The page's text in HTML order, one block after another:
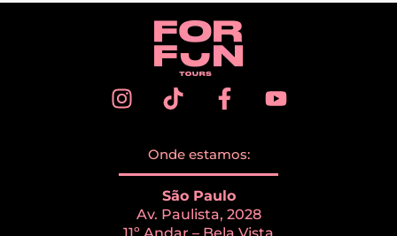
Onde estamos:
São Paulo
Av. Paulista, 2028